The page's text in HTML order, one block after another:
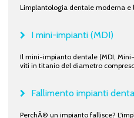
Limplantologia dentale moderna e
I mini-impianti (MDI)
Il mini-impianto dentale (MDI,
viti in titanio del diametro
Fallimento impianti
PerchÃ© un impianto fallisce?